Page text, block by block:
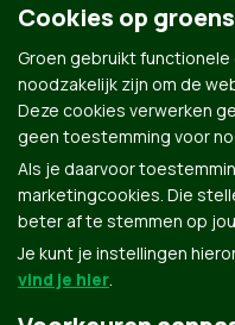
aanpakken in
scholen.
Meer acties en ons
#iedereenmee
Cookies op
Groen gebruikt
noodzakelijk zijn om de
Deze cookies verwerken
geen toestemming voor
Als je daarvoor
marketingcookies. Die
beter af te stemmen op
Je kunt je instellingen
vind je hier.